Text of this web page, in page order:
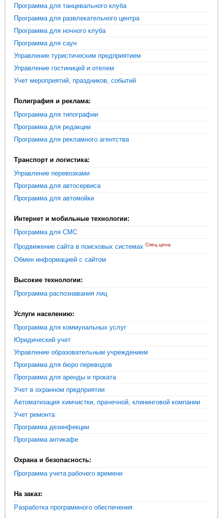
Программа для танцевального клуба
Программа для развлекательного центра
Программа для ночного клуба
Программа для саун
Управление туристическим предприятием
Управление гостиницей и отелем
Учет мероприятий, праздников, событий
Полиграфия и реклама:
Программа для типографии
Программа для редакции
Программа для рекламного агентства
Транспорт и логистика:
Управление перевозками
Программа для автосервиса
Программа для автомойки
Интернет и мобильные технологии:
Программа для СМС
Продвижение сайта в поисковых системах Спец.цена
Обмен информацией с сайтом
Высокие технологии:
Программа распознавания лиц
Услуги населению:
Программа для коммунальных услуг
Юридический учет
Управление образовательным учреждением
Программа для бюро переводов
Программа для аренды и проката
Учет в охранном предприятии
Автоматизация химчистки, прачечной, клининговой компании
Учет ремонта
Программа дезинфекции
Программа антикафе
Охрана и безопасность:
Программа учета рабочего времени
На заказ:
Разработка программного обеспечения